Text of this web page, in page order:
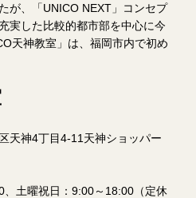
が、「UNICO NEXT」コンセプ
実した比較的都市部を中心に今
天神教室」は、福岡市内で初め
天神4丁目4-11天神ショッパー
土曜祝日：9:00～18:00（定休